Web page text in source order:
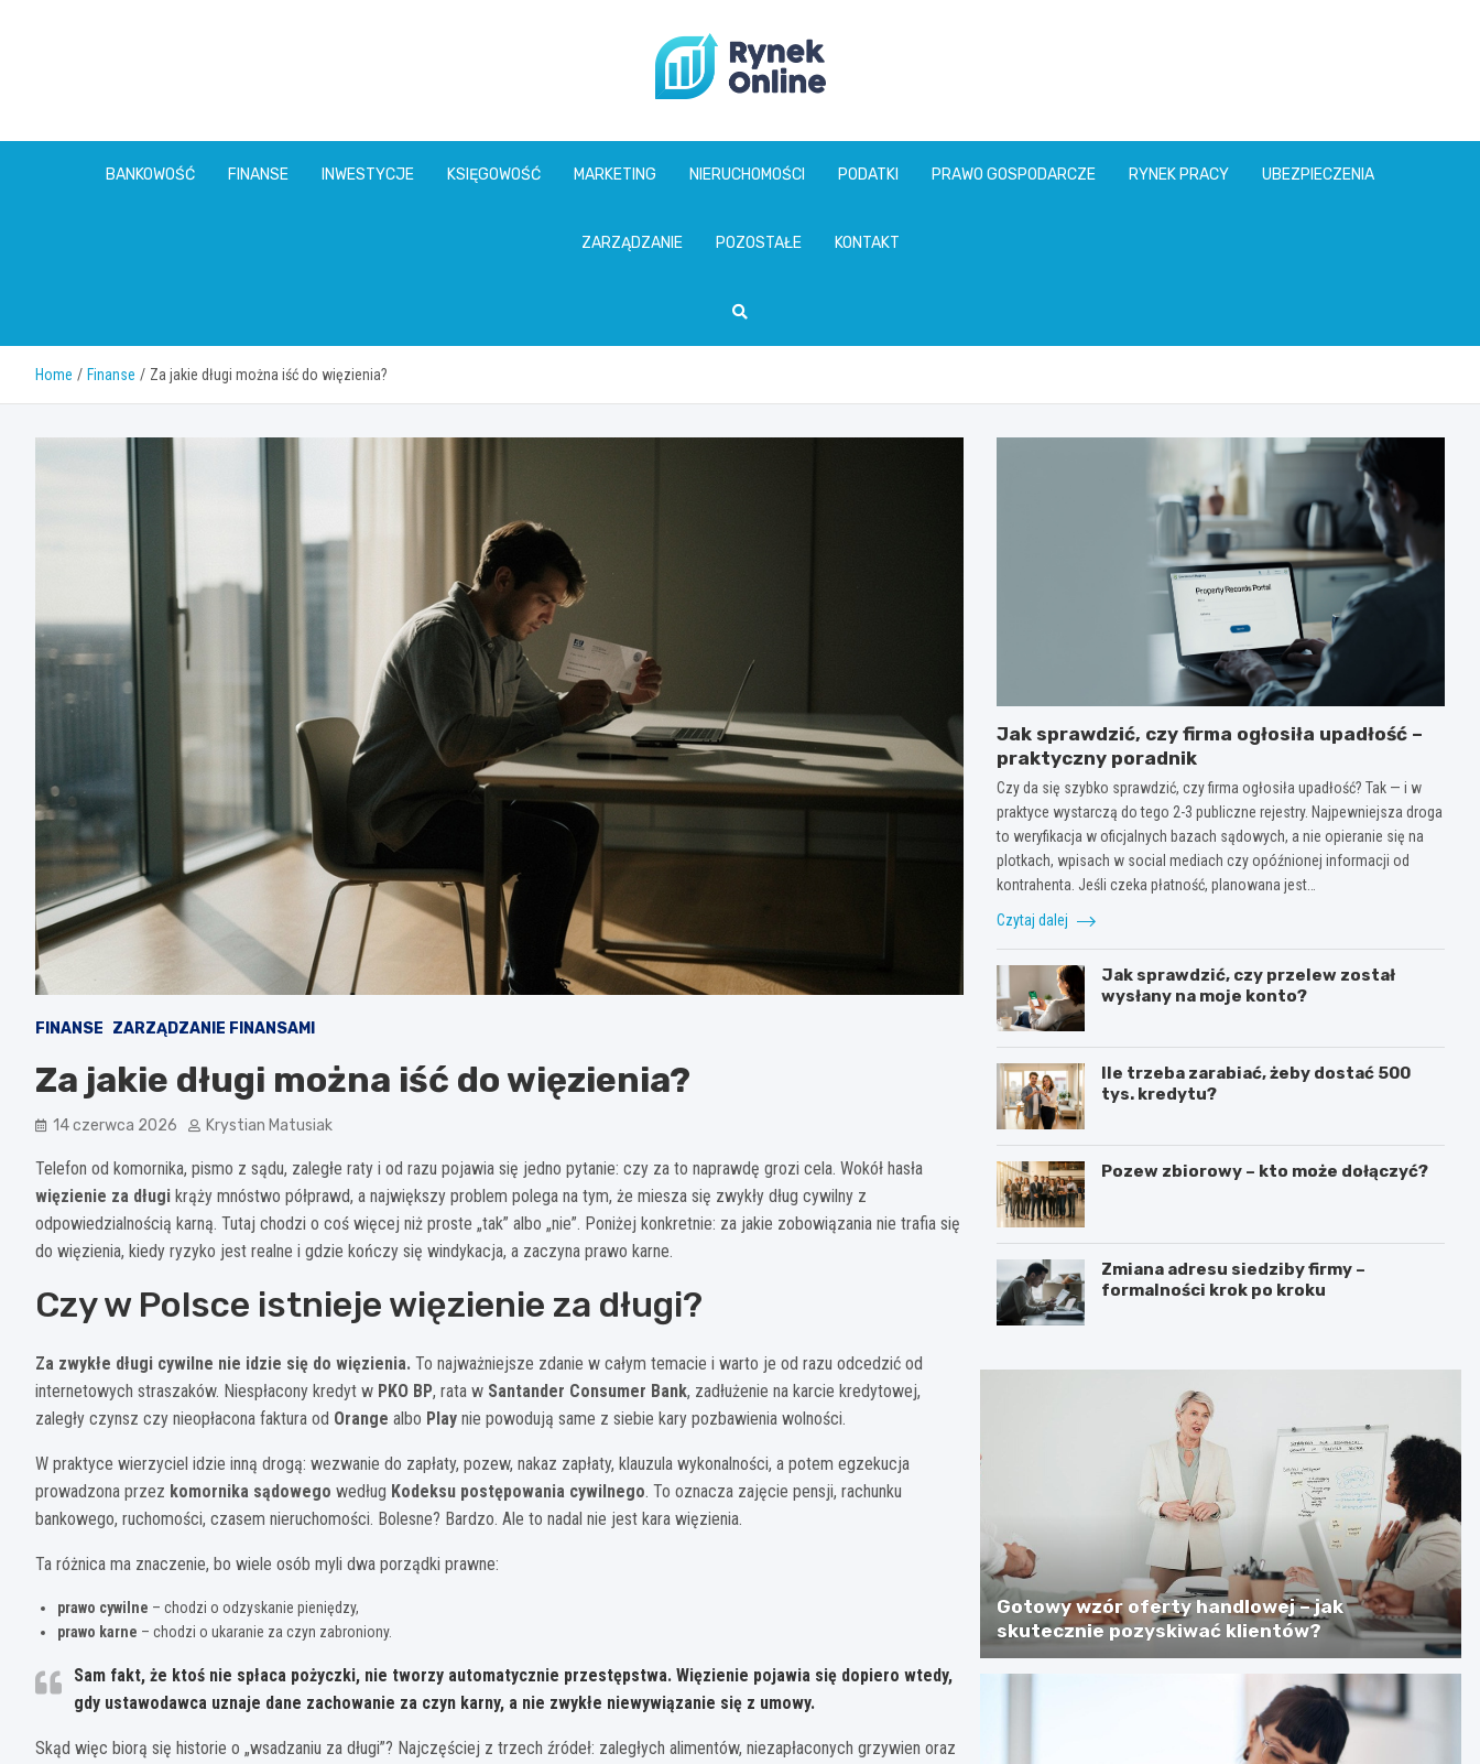
www.rynekonline.pl
BANKOWOŚĆ FINANSE INWESTYCJE KSIĘGOWOŚĆ MARKETING NIERUCHOMOŚCI PODATKI PRAWO GOSPODARCZE RYNEK PRACY UBEZPIECZENIA
ZARZĄDZANIE POZOSTAŁE KONTAKT
Home Finanse Za jakie długi można iść do więzienia?
FINANSE ZARZĄDZANIE FINANSAMI
Za jakie długi można iść do więzienia?
14 czerwca 2026 Krystian Matusiak
Telefon od komornika, pismo z sądu, zaległe raty i od razu pojawia się jedno pytanie: czy za to naprawdę grozi cela. Wokół hasła
więzienie za długi krąży mnóstwo półprawd, a największy problem polega na tym, że miesza się zwykły dług cywilny z
odpowiedzialnością karną. Tutaj chodzi o coś więcej niż proste „tak” albo „nie”. Poniżej konkretnie: za jakie zobowiązania nie trafia się
do więzienia, kiedy ryzyko jest realne i gdzie kończy się windykacja, a zaczyna prawo karne.
Czy w Polsce istnieje więzienie za długi?
Za zwykłe długi cywilne nie idzie się do więzienia. To najważniejsze zdanie w całym temacie i warto je od razu odcedzić od
internetowych straszaków. Niespłacony kredyt w PKO BP, rata w Santander Consumer Bank, zadłużenie na karcie kredytowej,
zaległy czynsz czy nieopłacona faktura od Orange albo Play nie powodują same z siebie kary pozbawienia wolności.
W praktyce wierzyciel idzie inną drogą: wezwanie do zapłaty, pozew, nakaz zapłaty, klauzula wykonalności, a potem egzekucja
prowadzona przez komornika sądowego według Kodeksu postępowania cywilnego. To oznacza zajęcie pensji, rachunku
bankowego, ruchomości, czasem nieruchomości. Bolesne? Bardzo. Ale to nadal nie jest kara więzienia.
Ta różnica ma znaczenie, bo wiele osób myli dwa porządki prawne:
prawo cywilne – chodzi o odzyskanie pieniędzy,
prawo karne – chodzi o ukaranie za czyn zabroniony.
Sam fakt, że ktoś nie spłaca pożyczki, nie tworzy automatycznie przestępstwa. Więzienie pojawia się dopiero wtedy,
gdy ustawodawca uznaje dane zachowanie za czyn karny, a nie zwykłe niewywiązanie się z umowy.
Skąd więc biorą się historie o „wsadzaniu za długi”? Najczęściej z trzech źródeł: zaległych alimentów, niezapłaconych grzywien oraz
Jak sprawdzić, czy firma ogłosiła upadłość –
praktyczny poradnik
Czy da się szybko sprawdzić, czy firma ogłosiła upadłość? Tak — i w
praktyce wystarczą do tego 2-3 publiczne rejestry. Najpewniejsza droga
to weryfikacja w oficjalnych bazach sądowych, a nie opieranie się na
plotkach, wpisach w social mediach czy opóźnionej informacji od
kontrahenta. Jeśli czeka płatność, planowana jest…
Czytaj dalej
Jak sprawdzić, czy przelew został
wysłany na moje konto?
Ile trzeba zarabiać, żeby dostać 500
tys. kredytu?
Pozew zbiorowy – kto może dołączyć?
Zmiana adresu siedziby firmy –
formalności krok po kroku
Gotowy wzór oferty handlowej – jak
skutecznie pozyskiwać klientów?